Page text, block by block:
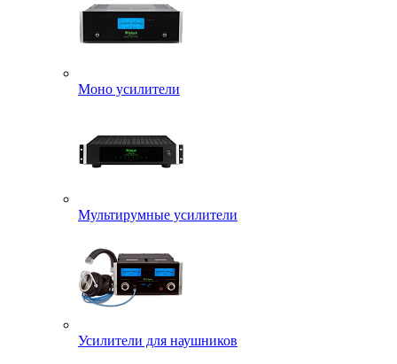
Моно усилители
Мультирумные усилители
Усилители для наушников